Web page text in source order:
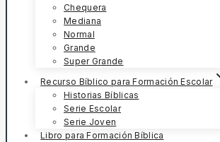
Chequera
Mediana
Normal
Grande
Super Grande
Recurso Bíblico para Formación Escolar
Historias Bíblicas
Serie Escolar
Serie Joven
Libro para Formación Bíblica